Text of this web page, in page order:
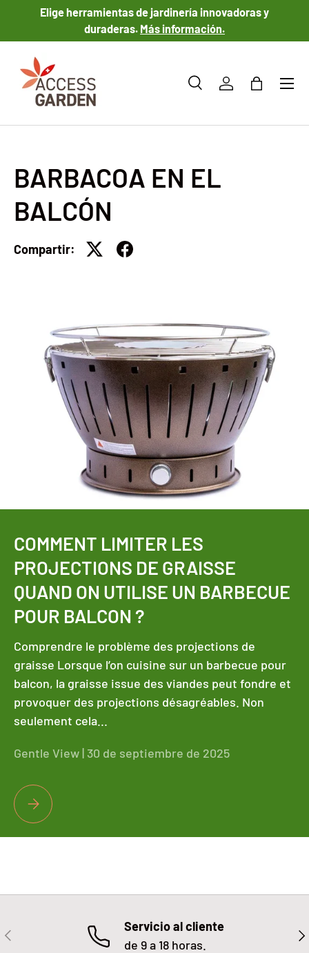
IR AL CONTENIDO
Elige herramientas de jardinería innovadoras y
duraderas. Más información.
Buscar
Tipo de producto
BuscarIniciar sesión
Bolsa
Menú
BARBACOA EN EL
BALCÓN
Compartir:
COMMENT LIMITER LES
PROJECTIONS DE GRAISSE
QUAND ON UTILISE UN BARBECUE
POUR BALCON ?
Comprendre le problème des projections de
graisse Lorsque l’on cuisine sur un barbecue pour
balcon, la graisse issue des viandes peut fondre et
provoquer des projections désagréables. Non
seulement cela...
Gentle View | 30 de septiembre de 2025
COMMENT LIMITER LES PROJECTIONS DE GRAISSE
ANTERIOR
Servicio al cliente
de 9 a 18 horas.